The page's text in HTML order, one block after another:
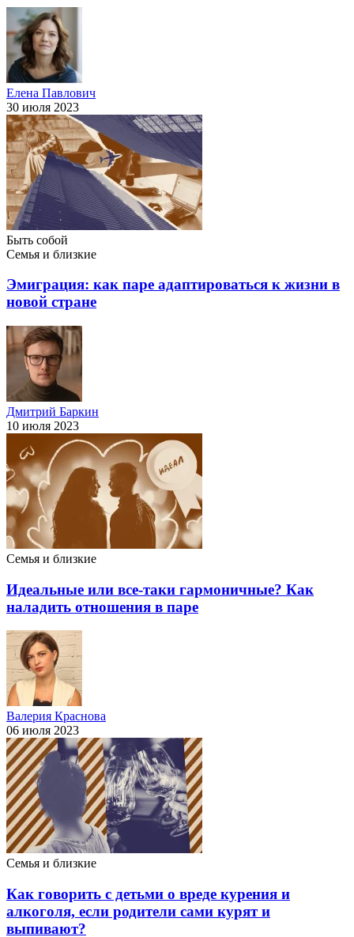
Елена Павлович
30 июля 2023
Быть собой
Семья и близкие
Эмиграция: как паре адаптироваться к жизни в
новой стране
Дмитрий Баркин
10 июля 2023
Семья и близкие
Идеальные или все-таки гармоничные? Как
наладить отношения в паре
Валерия Краснова
06 июля 2023
Семья и близкие
Как говорить с детьми о вреде курения и
алкоголя, если родители сами курят и
выпивают?